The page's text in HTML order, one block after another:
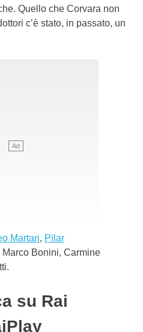
Quello che Corvara non
c’è stato, in passato, un
Martari, Pilar
Bonini, Carmine
su Rai